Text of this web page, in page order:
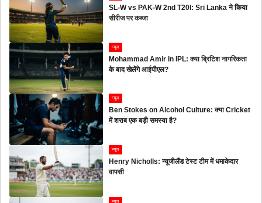
SL-W vs PAK-W 2nd T20I: Sri Lanka ने किया
सीरीज पर कब्जा
न्यूज
Mohammad Amir in IPL: क्या ब्रिटिश नागरिकता
के बाद खेलेंगे आईपीएल?
न्यूज
Ben Stokes on Alcohol Culture: क्या Cricket
में शराब एक बड़ी समस्या है?
न्यूज
Henry Nicholls: न्यूजीलैंड टेस्ट टीम में धमाकेदार
वापसी
न्यूज